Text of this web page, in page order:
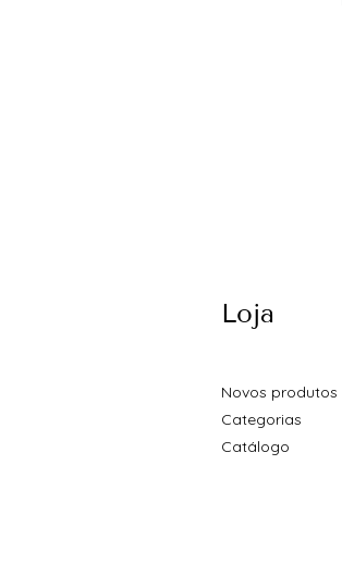
Loja
Novos produtos
Categorias
Catálogo